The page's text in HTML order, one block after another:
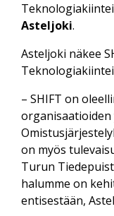
Asteljoki.
Asteljoki näkee
– SHIFT on
on myös
Turun
halumme on
entisestään,